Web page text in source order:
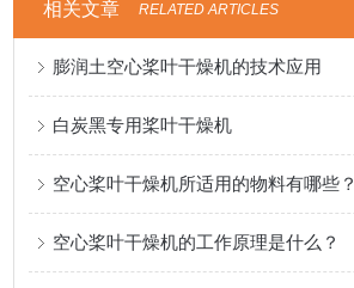
相关文章 RELATED ARTICLES
膨润土空心桨叶干燥机的技术应用
白炭黑专用桨叶干燥机
空心桨叶干燥机所适用的物料有哪些？
空心桨叶干燥机的工作原理是什么？